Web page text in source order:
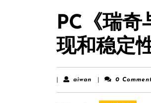
PC《瑞奇
现和稳定
aiwan aiwan 0